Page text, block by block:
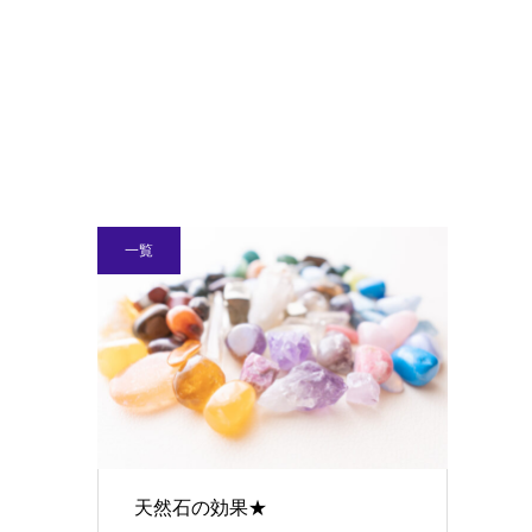
一覧
天然石の効果★